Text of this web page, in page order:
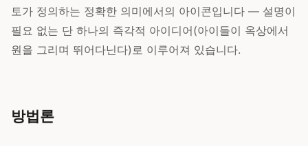
토가 정의하는 정확한 의미에서의 아이콘입니다 — 설명이
필요 없는 단 하나의 즉각적 아이디어(아이들이 옥상에서
원을 그리며 뛰어다닌다)로 이루어져 있습니다.
방법론